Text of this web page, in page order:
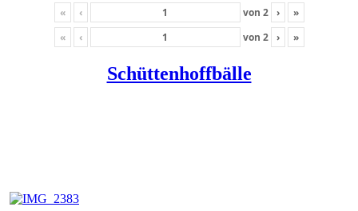
« ‹ von 2 ›
»
«
‹ von 2 › »
Schüttenhoffbälle